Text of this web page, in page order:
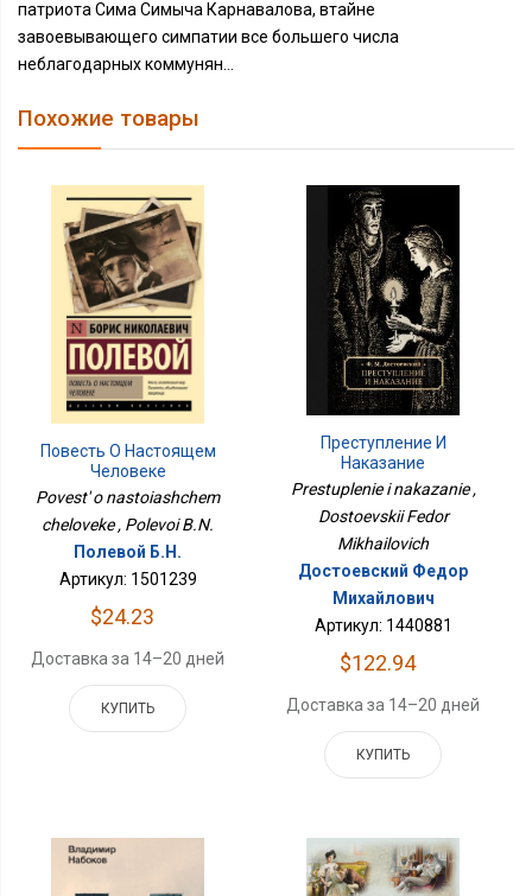
патриота Сима Симыча Карнавалова, втайне
завоевывающего симпатии все большего числа
неблагодарных коммунян...
Похожие товары
Повесть О Настоящем
Человеке
Povest' o nastoiashchem
cheloveke , Polevoi B.N.
Полевой Б.Н.
Артикул: 1501239
$24.23
Доставка за 14–20 дней
КУПИТЬ
Преступление И
Наказание
Prestuplenie i nakazanie ,
Dostoevskii Fedor
Mikhailovich
Достоевский Федор
Михайлович
Артикул: 1440881
$122.94
Доставка за 14–20 дней
КУПИТЬ